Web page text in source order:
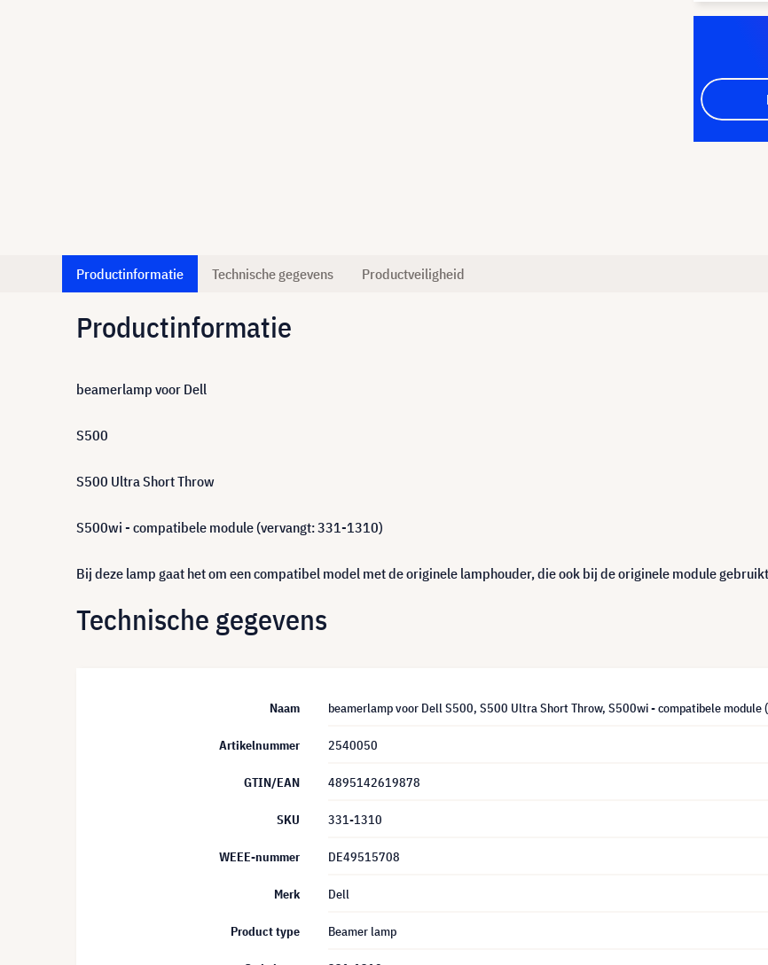
Productinformatie Technische gegevens Productveiligheid
Productinformatie
beamerlamp voor Dell
S500
S500 Ultra Short Throw
S500wi - compatibele module (vervangt: 331-1310)
Bij deze lamp gaat het om een compatibel model met de originele lamphouder, die ook bij de originele module
Technische gegevens
Naam beamerlamp voor Dell S500, S500 Ultra Short Throw, S500wi - compatibele
Artikelnummer 2540050
GTIN/EAN 4895142619878
SKU 331-1310
WEEE-nummer DE49515708
Merk Dell
Product type Beamer lamp